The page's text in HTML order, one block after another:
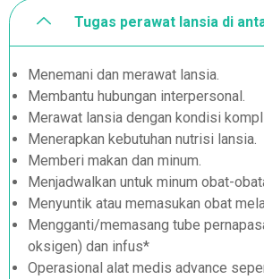
Tugas perawat lansia di
Menemani dan merawat lansia.
Membantu hubungan interpersonal.
Merawat lansia dengan kondisi
Menerapkan kebutuhan nutrisi lansia.
Memberi makan dan minum.
Menjadwalkan untuk minum obat-
Menyuntik atau memasukan obat
Mengganti/memasang tube
oksigen) dan infus*
Operasional alat medis advance